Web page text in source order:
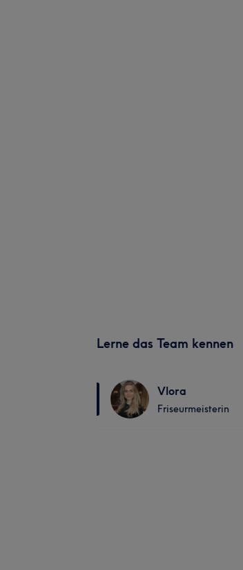
Lerne das Team kennen
Vlora
Friseurmeisterin